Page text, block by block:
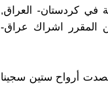
في كردستان- العراق,
المقرر اشراك عراق-
سجن الحسكة عام 1993 التي حصدت أرواح ستين سجينا